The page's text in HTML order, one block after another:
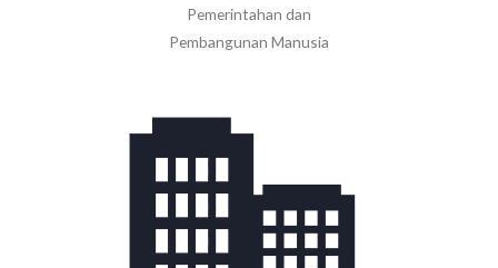
Pemerintahan dan
Pembangunan Manusia